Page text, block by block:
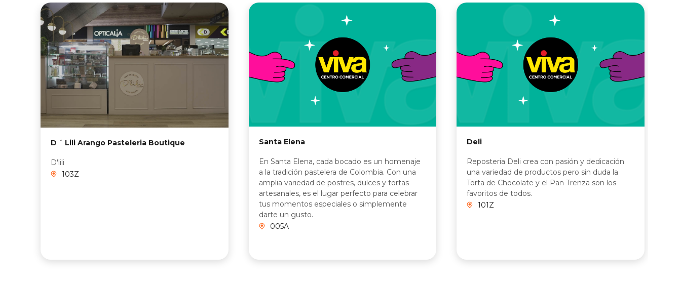
D ´ Lili Arango Pasteleria Boutique
D'lili
103Z
Santa Elena
En Santa Elena, cada bocado es un homenaje
a la tradición pastelera de Colombia. Con una
amplia variedad de postres, dulces y tortas
artesanales, es el lugar perfecto para celebrar
tus momentos especiales o simplemente
darte un gusto.
005A
Deli
Reposteria Deli crea con pasión y dedicación
una variedad de productos pero sin duda la
Torta de Chocolate y el Pan Trenza son los
favoritos de todos.
101Z